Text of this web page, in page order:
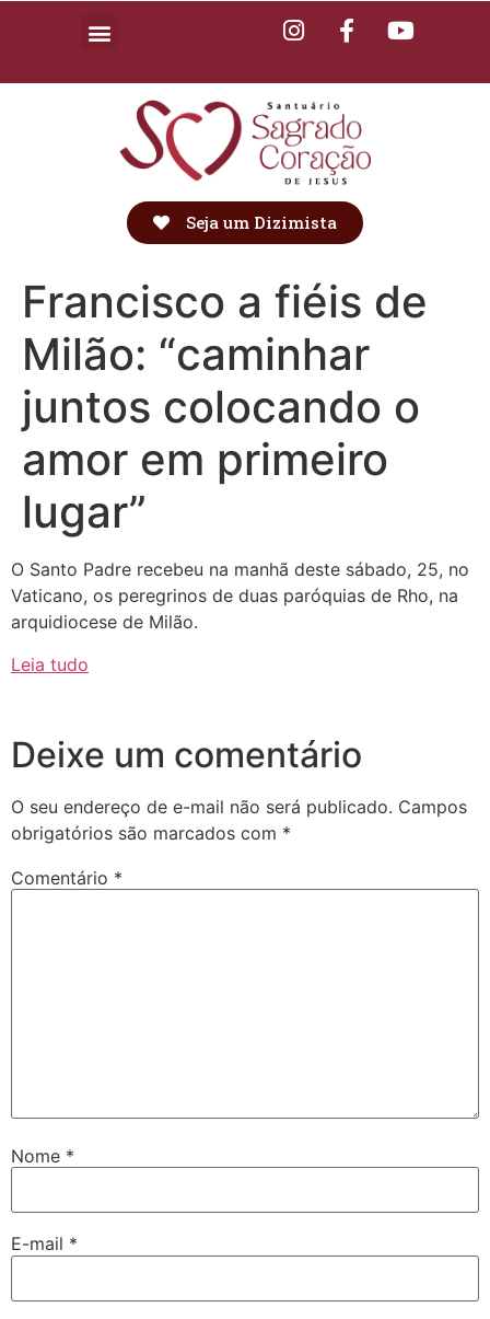
Seja um Dizimista
Francisco a fiéis de
Milão: “caminhar
juntos colocando o
amor em primeiro
lugar”
O Santo Padre recebeu na manhã deste sábado, 25, no
Vaticano, os peregrinos de duas paróquias de Rho, na
arquidiocese de Milão.
Leia tudo
Deixe um comentário
O seu endereço de e-mail não será publicado. Campos
obrigatórios são marcados com *
Comentário *
Nome *
E-mail *